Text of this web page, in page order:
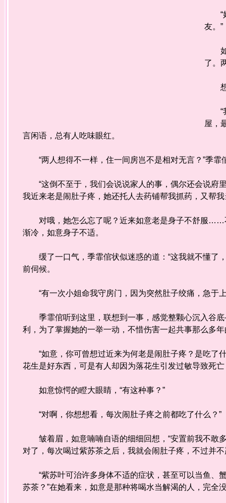
“好
友。”
如
了。
想
“我
屋，
言闲语，总有人吃味眼红。
“两人想得不一样，住一间房岂不是相对无言？”季霏
“这倒不至于，我们会说说家人的事，偶尔还会说府里
我近来老是闹肚子疼，她还托人去药铺帮我抓药，又帮我
对哦，她怎么忘了呢？近来如意老是身子不舒服……
渐冷，如意身子不适。
缓了一口气，季霏倌状似迷惑的道：“这我就不懂了
前伺候。
“有一次小姐命我守房门，因为突然肚子绞痛，急于
季霏倌听到这里，联想到一事，感觉整颗心沉入谷
利，为了掌握她的一举一动，不惜伤害一起共事那么多
“如意，你可曾想过近来为何老是闹肚子疼？是吃了
花生是好东西，可是有人却因为落花生引发过敏导致死亡
如意惊愕的瞪大眼睛，“有这种事？”
“对啊，你想想看，每次闹肚子疼之前都吃了什么？”
皱着眉，如意喃喃自语的细细回想，“安置前我不敢
对了，每次喝过紫苏茶之后，我就会闹肚子疼，不过并
“紫苏叶可治许多身体不适的症状，甚至可以当鱼、
苏茶？”在她看来，如意是那种将喝水当解渴的人，完全